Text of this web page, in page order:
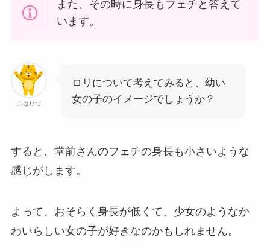
また、その時に身長もフェチと答えて
います。
こはりつ
ロリについて考えてみると、幼い
女の子のイメージでしょうか？
すると、堂前さんのフェチの身長も小さいような
感じがします。
よって、おそらく身長が低くて、少女のようなか
わいらしい女の子が好きなのかもしれません。